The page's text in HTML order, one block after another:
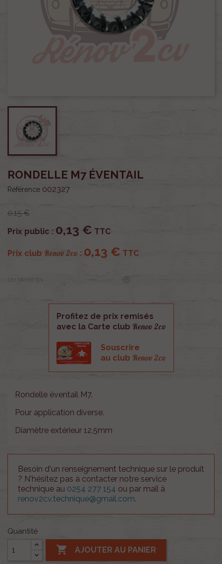
RONDELLE M7 ÉVENTAIL
Référence 002327
0,15 €
Prix public : 0,13 € TTC
Prix club Renov 2cv : 0,13 € TTC
Profitez de prix remisés
avec la Carte club Renov 2cv
Souscrire
au club Renov 2cv
Rondelle éventail M7.
Pour application diverse.
Diamètre extérieur 12.5mm
Besoin d'un renseignement technique sur le produit
? N'hésitez pas à contacter notre service
technique au 0254 277 154 ou par mail à
renov2cv.technique@gmail.com.
Quantité
 AJOUTER AU PANIER